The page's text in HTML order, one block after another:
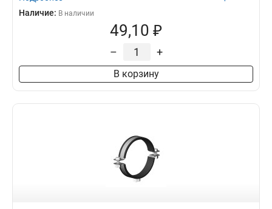
Наличие: В наличии
49,10 ₽
– +
В корзину